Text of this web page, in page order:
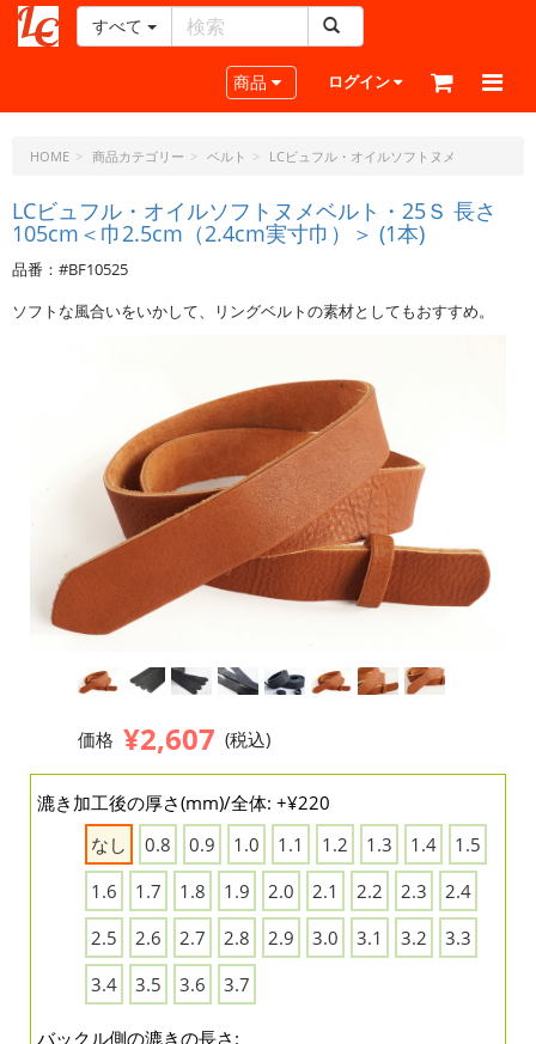
ー
ラ
ト・
ド
ッ
ト・
ジ
すべて
Toggle navigation
商品 ログイン
HOME 商品カテゴリー ベルト LCビュフル・オイルソフトヌメ
LCビュフル・オイルソフトヌメベルト・25Ｓ 長さ
105cm＜巾2.5cm（2.4cm実寸巾）＞ (1本)
品番：#BF10525
ソフトな風合いをいかして、リングベルトの素材としてもおすすめ。
価格 ¥2,607 (税込)
漉き加工後の厚さ(mm)/全体: +¥220
なし
0.8 0.9 1.0 1.1 1.2 1.3 1.4
1.5
1.6
1.7 1.8 1.9 2.0 2.1 2.2 2.3
2.4
2.5
2.6 2.7 2.8 2.9 3.0 3.1 3.2
3.3
3.4
3.5 3.6 3.7
バックル側の漉きの長さ: